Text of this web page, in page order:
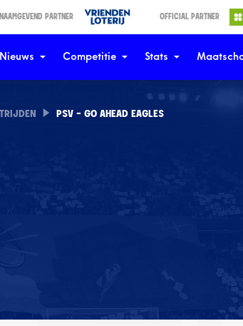
NAAMGEVEND PARTNER OFFICIAL PARTNER
Nieuws Competitie Stats
PSV - GO AHEAD EAGLES